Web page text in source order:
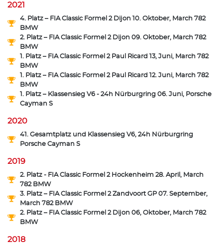
2021
4. Platz – FIA Classic Formel 2 Dijon 10. Oktober, March 782
BMW
2. Platz – FIA Classic Formel 2 Dijon 09. Oktober, March 782
BMW
1. Platz – FIA Classic Formel 2 Paul Ricard 13, Juni, March 782
BMW
1. Platz – FIA Classic Formel 2 Paul Ricard 12. Juni, March 782
BMW
1. Platz – Klassensieg V6 - 24h Nürburgring 06. Juni, Porsche
Cayman S
2020
41. Gesamtplatz und Klassensieg V6, 24h Nürburgring
Porsche Cayman S
2019
2. Platz - FIA Classic Formel 2 Hockenheim 28. April, March
782 BMW
3. Platz – FIA Classic Formel 2 Zandvoort GP 07. September,
March 782 BMW
2. Platz – FIA Classic Formel 2 Dijon 06, Oktober, March 782
BMW
2018